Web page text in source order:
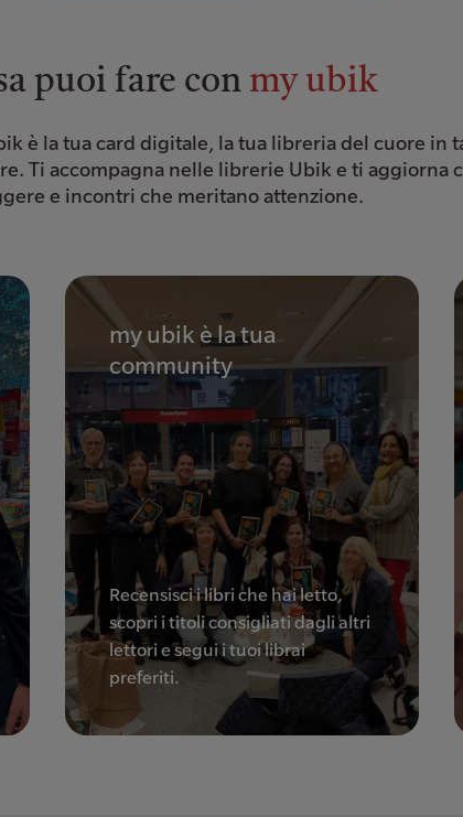
puoi fare con my ubik
è la tua card digitale, la tua libreria del cuore in
Ti accompagna nelle librerie Ubik e ti aggiorna
e incontri che meritano attenzione.
my ubik è la tua
community
Recensisci i libri che hai letto,
scopri i titoli consigliati dagli altri
lettori e segui i tuoi librai
preferiti.